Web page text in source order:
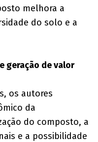
melhora a
do solo e a
geração de valor
os autores
da
do composto, a
e a possibilidade